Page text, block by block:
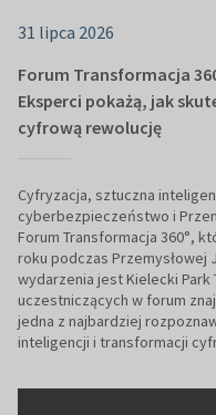
31 lipca 2026
Forum Transformacja
Eksperci pokażą, jak
cyfrową rewolucję
Cyfryzacja, sztuczna
cyberbezpieczeństwo i
Forum Transformacja 360°,
roku podczas Przemysłowej
wydarzenia jest Kielecki
uczestniczących w forum
jedna z najbardziej
inteligencji i transformacji